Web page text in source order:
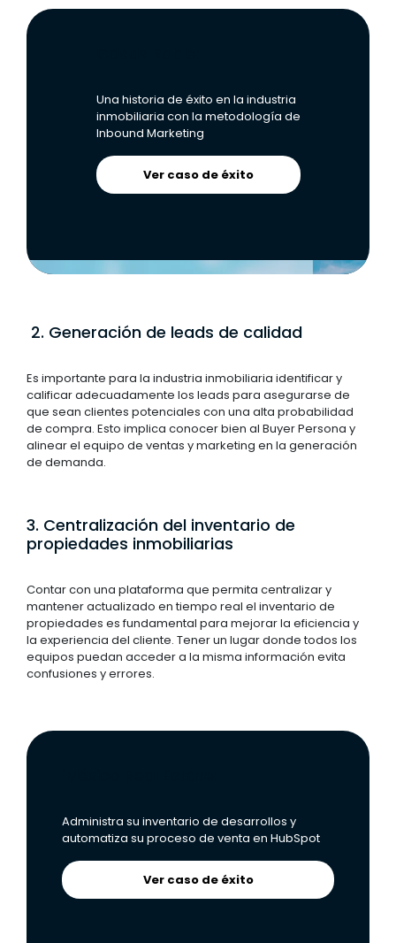
Una historia de éxito en la industria
inmobiliaria con la metodología de
Inbound Marketing
Ver caso de éxito
2. Generación de leads de calidad
Es importante para la industria inmobiliaria identificar y
calificar adecuadamente los leads para asegurarse de
que sean clientes potenciales con una alta probabilidad
de compra. Esto implica conocer bien al Buyer Persona y
alinear el equipo de ventas y marketing en la generación
de demanda.
3. Centralización del inventario de
propiedades inmobiliarias
Contar con una plataforma que permita centralizar y
mantener actualizado en tiempo real el inventario de
propiedades es fundamental para mejorar la eficiencia y
la experiencia del cliente. Tener un lugar donde todos los
equipos puedan acceder a la misma información evita
confusiones y errores.
Administra su inventario de desarrollos y
automatiza su proceso de venta en HubSpot
Ver caso de éxito